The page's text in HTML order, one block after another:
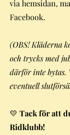
via hemsidan,
Facebook.
(OBS! Kläderna
och trycks med
därför inte bytas.
eventuell
💛 Tack för att
Ridklubb!